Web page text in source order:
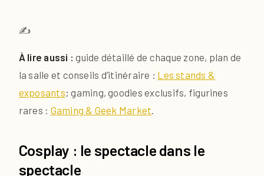
✍️
À lire aussi : guide détaillé de chaque zone, plan de
la salle et conseils d’itinéraire : Les stands &
exposants; gaming, goodies exclusifs, figurines
rares : Gaming & Geek Market.
Cosplay : le spectacle dans le
spectacle